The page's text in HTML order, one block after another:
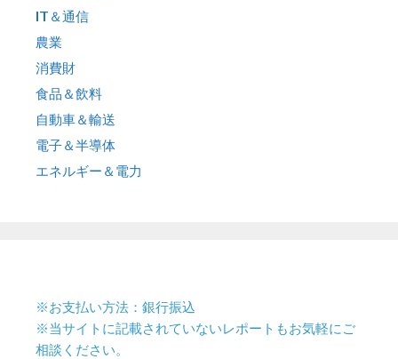
IT＆通信
農業
消費財
食品＆飲料
自動車＆輸送
電子＆半導体
エネルギー＆電力
※お支払い方法：銀行振込
※当サイトに記載されていないレポートもお気軽にご
相談ください。